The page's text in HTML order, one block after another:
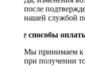
после
нашей службой
Какие способы
Мы принимаем к
при получении